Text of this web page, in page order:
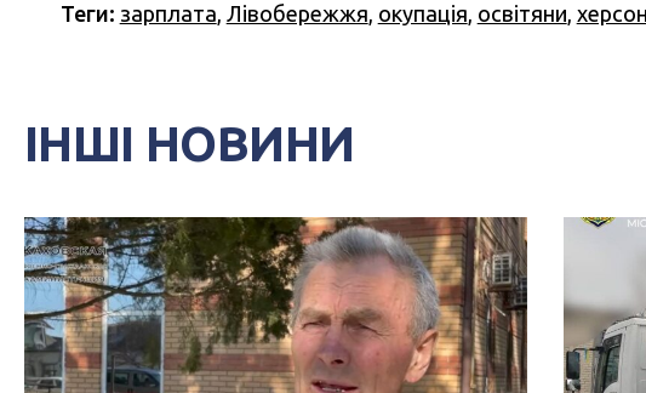
Теги: зарплата, Лівобережжя, окупація, освітяни,
ІНШІ НОВИНИ